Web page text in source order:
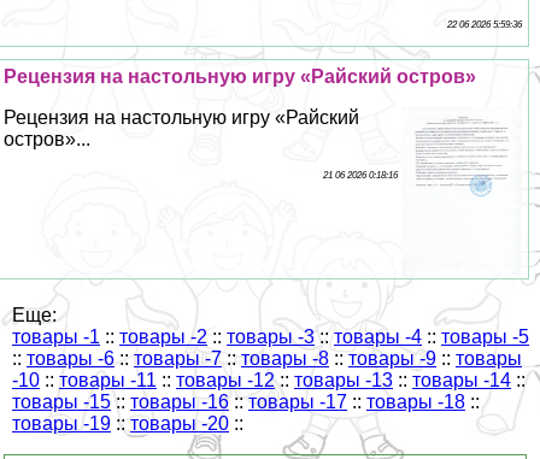
22 06 2026 5:59:36
Рецензия на настольную игру «Райский остров»
Рецензия на настольную игру «Райский
остров»...
21 06 2026 0:18:16
Еще:
товары -1 :: товары -2 :: товары -3 :: товары -4 :: товары -5
:: товары -6 :: товары -7 ::товары -8 :: товары -9 :: товары
-10 :: товары -11 :: товары -12 :: товары -13 :: товары -14 ::
товары -15 :: товары -16::товары -17 :: товары -18 ::
товары -19 :: товары -20 ::